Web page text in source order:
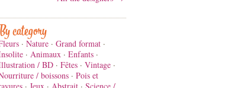
category
· Nature · Grand format ·
· Animaux · Enfants ·
/ BD · Fêtes · Vintage ·
/ boissons · Pois et